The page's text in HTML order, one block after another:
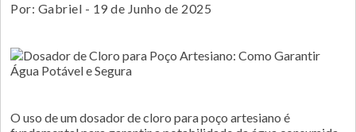
Por: Gabriel - 19 de Junho de 2025
O uso de um dosador de cloro para poço artesiano é